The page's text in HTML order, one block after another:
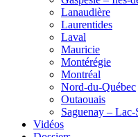
Lanaudière
Laurentides
Laval
Mauricie
Montérégie
Montréal
Nord-du-Québec
Outaouais
Saguenay – Lac-
Vidéos